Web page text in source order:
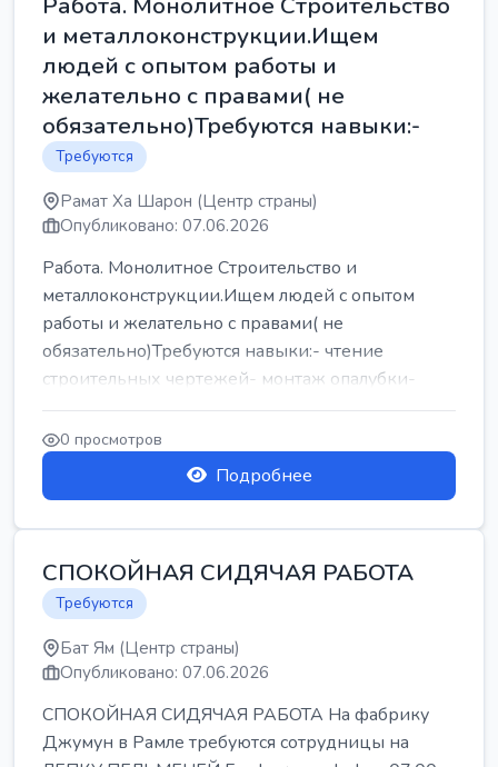
и металлоконструкции.Ищем
людей с опытом работы и
желательно с правами( не
обязательно)Требуются навыки:-
Требуются
Рамат Ха Шарон (Центр страны)
Опубликовано: 07.06.2026
Работа. Монолитное Строительство и
металлоконструкции.Ищем людей с опытом
работы и желательно с правами( не
обязательно)Требуются навыки:- чтение
строительных чертежей- монтаж опалубки-
армокаркасыОпл...
0 просмотров
Подробнее
СПОКОЙНАЯ СИДЯЧАЯ РАБОТА
Требуются
Бат Ям (Центр страны)
Опубликовано: 07.06.2026
СПОКОЙНАЯ СИДЯЧАЯ РАБОТА На фабрику
Джумун в Рамле требуются сотрудницы на